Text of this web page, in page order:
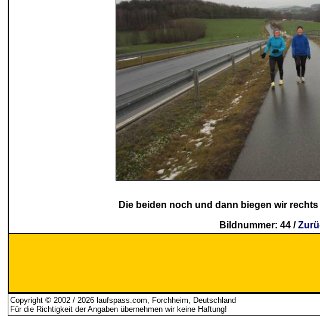
Die beiden noch und dann biegen wir
Bildnummer: 44 /
Copyright © 2002 / 2026 laufspass.com, Forchheim, Deutschland
Für die Richtigkeit der Angaben übernehmen wir keine Haftung!